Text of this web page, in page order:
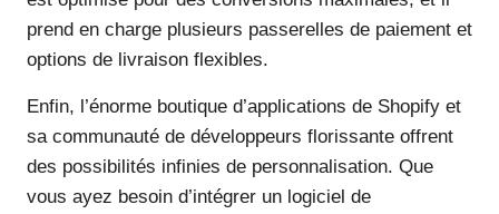
prend en charge plusieurs passerelles de paiement et
options de livraison flexibles.
Enfin, l’énorme boutique d’applications de Shopify et
sa communauté de développeurs florissante offrent
des possibilités infinies de personnalisation. Que
vous ayez besoin d’intégrer un logiciel de